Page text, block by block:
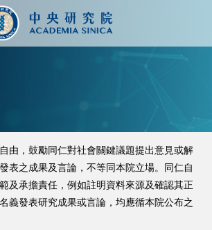
由，鼓勵同仁對社會關鍵議題提出意見或解
表之成果及言論，不等同本院立場。同仁自
及承擔責任，例如註明資料來源及確認其正
義發表研究成果或言論，均應循本院公布之